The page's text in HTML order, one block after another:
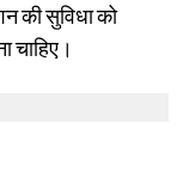
की सुविधा को
चाहिए।